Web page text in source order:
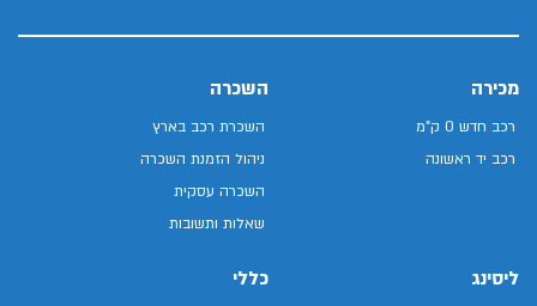
מכירה
רכב חדש 0 ק"מ
רכב יד ראשונה
השכרה
השכרת רכב בארץ
ניהול הזמנת השכרה
השכרה עסקית
שאלות ותשובות
ליסינג כללי